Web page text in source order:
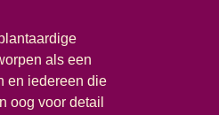
als een
en iedereen die
oog voor detail